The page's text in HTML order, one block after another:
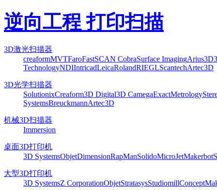
逆向工程 打印扫描
3D激光扫描器
creaformMVTFaroFastSCAN CobraSurface ImagingArius3D
TechnologyNDIIntricadLeicaRolandRIEGLScantechArtec3D
3D光学扫描器
SolutionixCreaform3D Digital3D CamegaExactMetrology
SystemsBreuckmannArtec3D
机械3D扫描器
Immersion
桌面3D打印机
3D SystemsObjetDimensionRapManSolidoMicroJetMakerbot
大型3D打印机
3D SystemsZ CorporationObjetStratasysStudiomillConcept